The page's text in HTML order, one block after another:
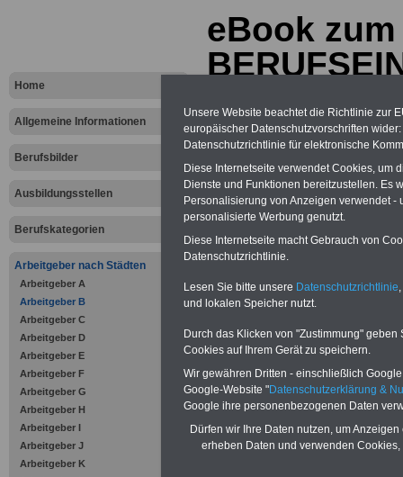
Home
Allgemeine Informationen
Berufsbilder
Ausbildungsstellen
Berufskategorien
Arbeitgeber nach Städten
Arbeitgeber A
Arbeitgeber B
Arbeitgeber C
Arbeitgeber D
Arbeitgeber E
Arbeitgeber F
Arbeitgeber G
Arbeitgeber H
Arbeitgeber I
Arbeitgeber J
Arbeitgeber K
eBook zum
im
Dienst
Das eBook
im öffentlichen
richtet sich an
öffentlichen
gleichermaßen
Praktikanten,
und
gesamte
Grundlage und
Unsere Website beachtet die Richtlinie zur
europäischer Datenschutzvorschriften
Datenschutzrichtlinie für elektronische
Diese Internetseite verwendet Cookies, um
Dienste und Funktionen bereitzustellen. Es
Personalisierung von Anzeigen verwendet
personalisierte Werbung genutzt.
Diese Internetseite macht Gebrauch von
Datenschutzrichtlinie.
Lesen Sie bitte unsere Datenschutzrichtlinie
und lokalen Speicher nutzt.
Durch das Klicken von "Zustimmung"
Cookies auf Ihrem Gerät zu speichern.
Wir gewähren Dritten - einschließlich
Google-Website "Datenschutzerklärung &
Google ihre personenbezogenen Daten
Dürfen wir Ihre Daten nutzen, um
erheben Daten und verwenden